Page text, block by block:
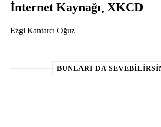
İnternet Kaynağı XKCD
Ezgi Kantarcı Oğuz
BUNLARI DA